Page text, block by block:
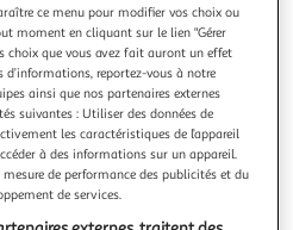
Go - Grade A - Violet
contrôlé Labélisé RecQ
/ 100% fonctionnel / Câble
Service France
esthétique : Grade A /
ce menu pour modifier vos choix ou
moment en cliquant sur le lien "Gérer
choix que vous avez fait auront un effet
d’informations, reportez-vous à notre
ainsi que nos partenaires externes
suivantes : Utiliser des données de
les caractéristiques de l’appareil
à des informations sur un appareil.
de performance des publicités et du
de services.